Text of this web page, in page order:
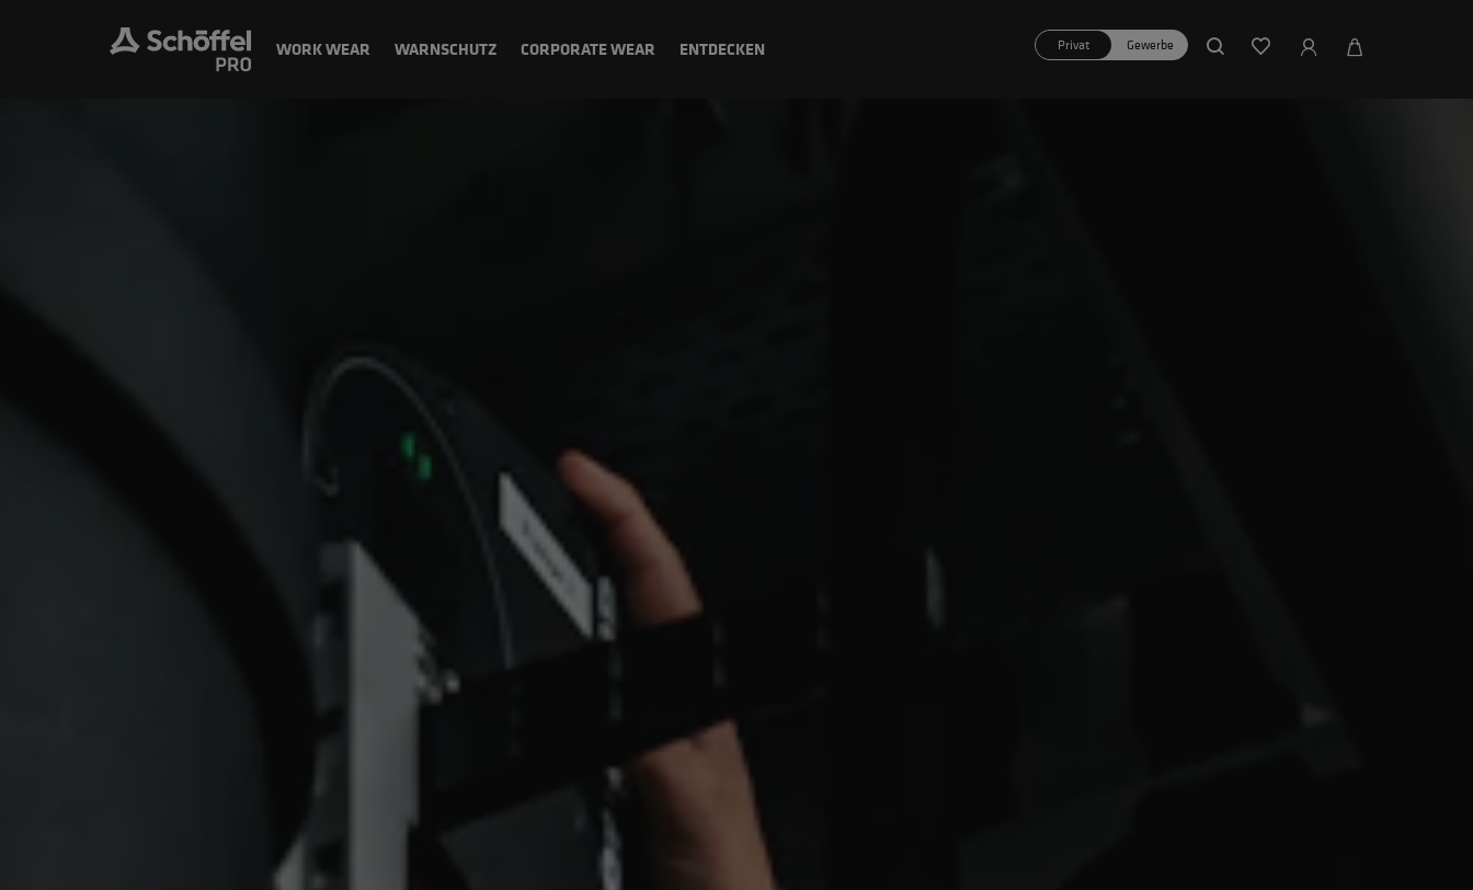
WORK WEAR WARNSCHUTZ CORPORATE WEAR ENTDECKEN Privat Gewerbe